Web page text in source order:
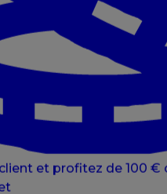
et profitez de 100 €